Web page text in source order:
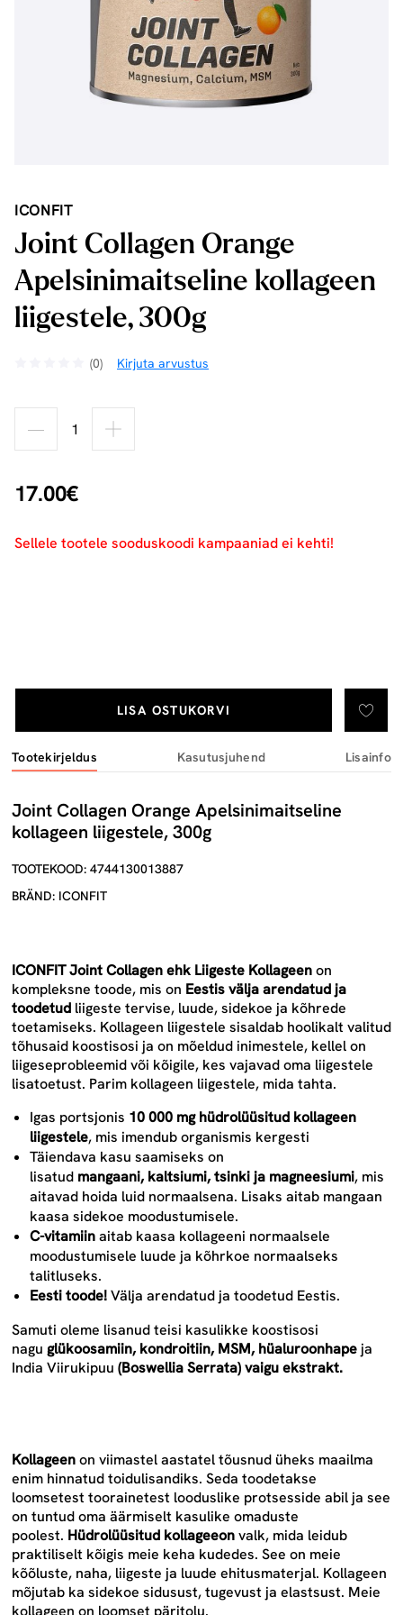
ICONFIT
Joint Collagen Orange
Apelsinimaitseline kollageen
liigestele, 300g
(0) Kirjuta arvustus
17.00€
LISA OSTUKORVI
Sellele tootele sooduskoodi kampaaniad ei kehti!
Tootekirjeldus Kasutusjuhend Lisainfo
Joint Collagen Orange Apelsinimaitseline
kollageen liigestele, 300g
TOOTEKOOD: 4744130013887
BRÄND: ICONFIT
ICONFIT Joint Collagen ehk Liigeste Kollageenon
kompleksne toode, mis on Eestis välja arendatud ja
toodetud liigeste tervise, luude, sidekoe ja kõhrede
toetamiseks. Kollageen liigestele sisaldab hoolikalt valitud
tõhusaid koostisosi ja on mõeldud inimestele, kellel on
liigeseprobleemid või kõigile, kes vajavad oma liigestele
lisatoetust. Parim kollageen liigestele, mida tahta.
Igas portsjonis 10 000 mghüdrolüüsitud kollageen
liigestele, mis imendub organismis kergesti
Täiendava kasu saamiseks on
lisatud mangaani,kaltsiumi,tsinki ja magneesiumi, mis
aitavad hoida luid normaalsena. Lisaks aitab mangaan
kaasa sidekoe moodustumisele.
C-vitamiinaitab kaasa kollageeni normaalsele
moodustumisele luude ja kõhrkoe normaalseks
talitluseks.
Eesti toode!Välja arendatud ja toodetud Eestis.
Samuti oleme lisanud teisi kasulikke koostisosi
nagu glükoosamiin,kondroitiin,MSM,hüaluroonhape ja
India Viirukipuu (Boswellia Serrata)vaigu ekstrakt.
Kollageenon viimastel aastatel tõusnud üheks maailma
enim hinnatud toidulisandiks. Seda toodetakse
loomsetest toorainetest looduslike protsesside abil ja see
on tuntud oma äärmiselt kasulike omaduste
poolest. Hüdrolüüsitud kollageeonvalk, mida leidub
praktiliselt kõigis meie keha kudedes. See on meie
kõõluste, naha, liigeste ja luude ehitusmaterjal. Kollageen
mõjutab ka sidekoe sidusust, tugevust ja elastsust. Meie
kollageen on loomset päritolu.